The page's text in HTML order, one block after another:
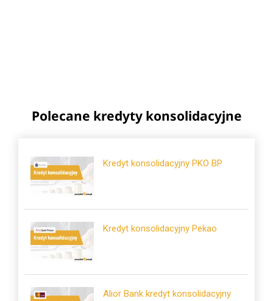
Polecane kredyty konsolidacyjne
Kredyt konsolidacyjny PKO BP
Kredyt konsolidacyjny Pekao
Alior Bank kredyt konsolidacyjny